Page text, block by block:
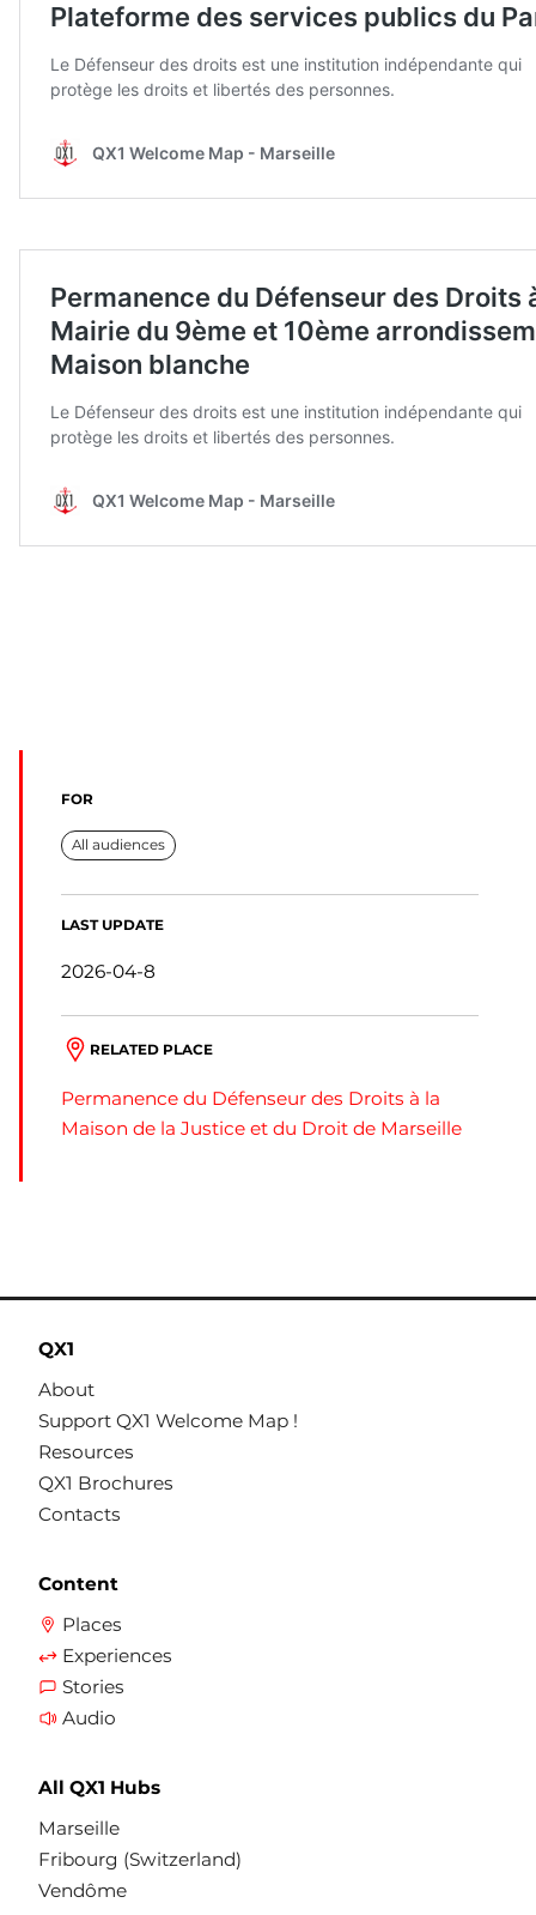
FOR
All audiences
LAST UPDATE
2026-04-8
RELATED PLACE
Permanence du Défenseur des Droits à la
Maison de la Justice et du Droit de Marseille
QX1
About
Support QX1 Welcome Map !
Resources
QX1 Brochures
Contacts
Content
Places
Experiences
Stories
Audio
All QX1 Hubs
Marseille
Fribourg (Switzerland)
Vendôme